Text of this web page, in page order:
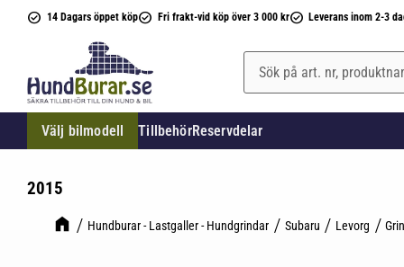
14 Dagars öppet köp Fri frakt-vid köp över 3 000 kr Leverans inom 2-3
Välj bilmodell TillbehörReservdelar
2015
Hundburar - Lastgaller - Hundgrindar Subaru Levorg